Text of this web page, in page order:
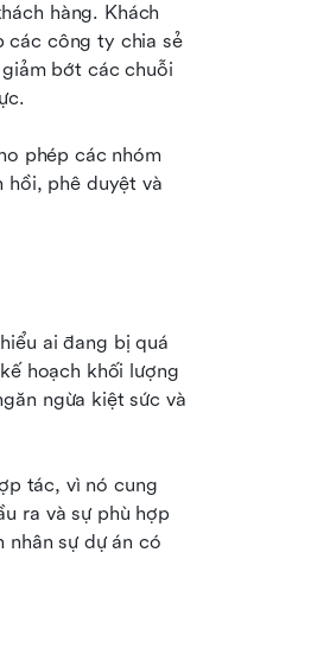
hàng. Khách
các công ty chia sẻ
bớt các chuỗi
phép các nhóm
hồi, phê duyệt và
ai đang bị quá
hoạch khối lượng
ngừa kiệt sức và
tác, vì nó cung
ra và sự phù hợp
sự dự án có